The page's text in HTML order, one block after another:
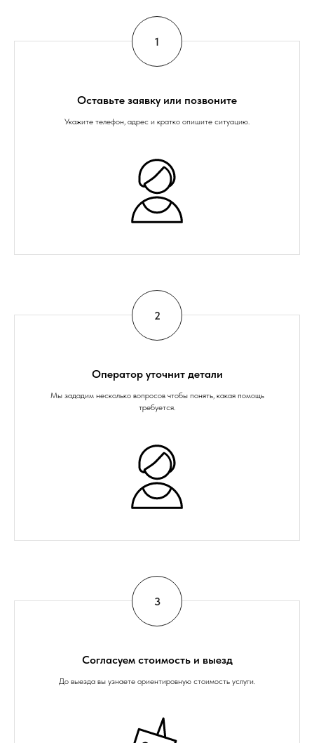
Оставьте заявку или позвоните
Укажите телефон, адрес и кратко опишите ситуацию.
Оператор уточнит детали
Мы зададим несколько вопросов чтобы понять, какая помощь
требуется.
Согласуем стоимость и выезд
До выезда вы узнаете ориентировную стоимость услуги.